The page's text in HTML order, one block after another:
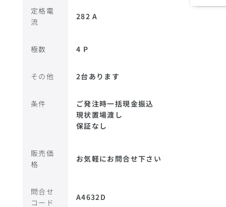
定格電
流
282 A
極数 4 P
その他 2台あります
条件
ご発注時一括現金振込
現状置場渡し
保証なし
販売価
格
お気軽にお問合せ下さい
問合せ
コード
A4632D